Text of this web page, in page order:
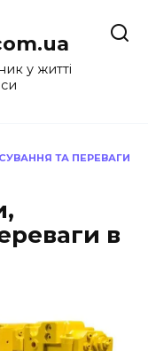
у житті
ТА ПЕРЕВАГИ
в